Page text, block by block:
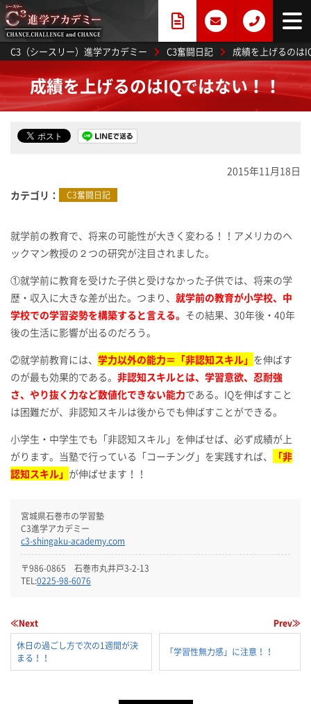
C3（シースリー）進学アカデミー C3奮闘日記 成績を上げるのは
成績を上げるのはIQではない！！
2015年11月18日
カテゴリ
C3奮闘日記
就学前の教育で、将来の可能性が大きく変わる！！アメリカのヘ
ックマン教授の２つの研究が注目されました。
①就学前に教育を受けた子供と受けなかった子供では、将来の学
歴・収入に大きな差が出た。つまり、 就学前の教育が小学校、中
学校での学習姿勢を構築すると言える。 その結果、30年後・40年
後の生活に影響が出るのだろう。
②就学前教育には、 学力以外の能力＝「非認知スキル」 を伸ばす
のが最も効果的である。 非認知スキルとは、学習意欲、忍耐強
さ、やり抜く力など数値化できない能力である。IQを伸ばすこと
は困難だが、非認知スキルは後からでも伸ばすことができる。
小学生・中学生でも「非認知スキル」を伸ばせば、必ず成績が上
がります。当塾で行っている「コーチング」を実践すれば、
「非
認知スキル」 が伸ばせます！！
宮城県石巻市の学習塾
C3進学アカデミー
c3-shingaku-academy.com
〒986-0865 石巻市丸井戸3-2-13
TEL:0225-98-6076
≪Next
休日の過ごし方で次の1週間が決
まる！！
Prev≫
「学習性無力感」に注意！！